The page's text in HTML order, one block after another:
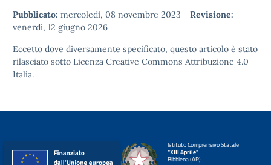
Pubblicato: mercoledì, 08 novembre 2023 - Revisione:
venerdì, 12 giugno 2026
Eccetto dove diversamente specificato, questo articolo è stato
rilasciato sotto Licenza Creative Commons Attribuzione 4.0
Italia.
Istituto Comprensivo Statale
"XIII Aprile"
Bibbiena (AR)